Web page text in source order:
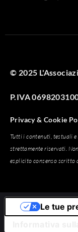
© 2025
P.IVA
Privacy & Cookie
Tutti i contenuti, testuali
strettamente riservati.
esplicito consenso scritto
Le tue